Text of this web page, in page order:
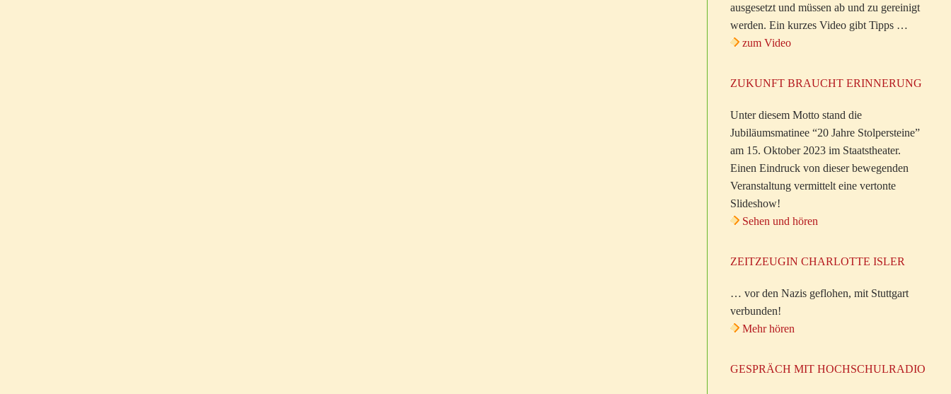
ausgesetzt und müssen ab und zu gereinigt
werden. Ein kurzes Video gibt Tipps …
zum Video
ZUKUNFT BRAUCHT ERINNERUNG
Unter diesem Motto stand die
Jubiläumsmatinee “20 Jahre Stolpersteine”
am 15. Oktober 2023 im Staatstheater.
Einen Eindruck von dieser bewegenden
Veranstaltung vermittelt eine vertonte
Slideshow!
Sehen und hören
ZEITZEUGIN CHARLOTTE ISLER
… vor den Nazis geflohen, mit Stuttgart
verbunden!
Mehr hören
GESPRÄCH MIT HOCHSCHULRADIO